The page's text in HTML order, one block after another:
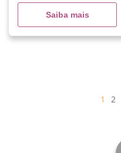
Saiba mais
1 2